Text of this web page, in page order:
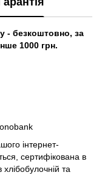
- безкоштовно, за
1000 грн.
інтернет-
сертифікована в
та